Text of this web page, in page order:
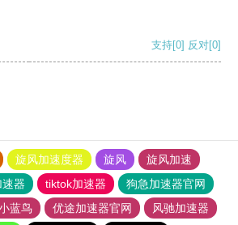
支持[0] 反对[0]
旋风加速度器 旋风
旋风加速
器 tiktok加速器
狗急加速器官网
蓝鸟 优途加速器官网
风驰加速器